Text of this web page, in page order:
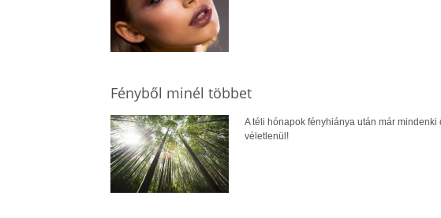
Fényből minél többet
A téli hónapok fényhiánya után már
véletlenül!